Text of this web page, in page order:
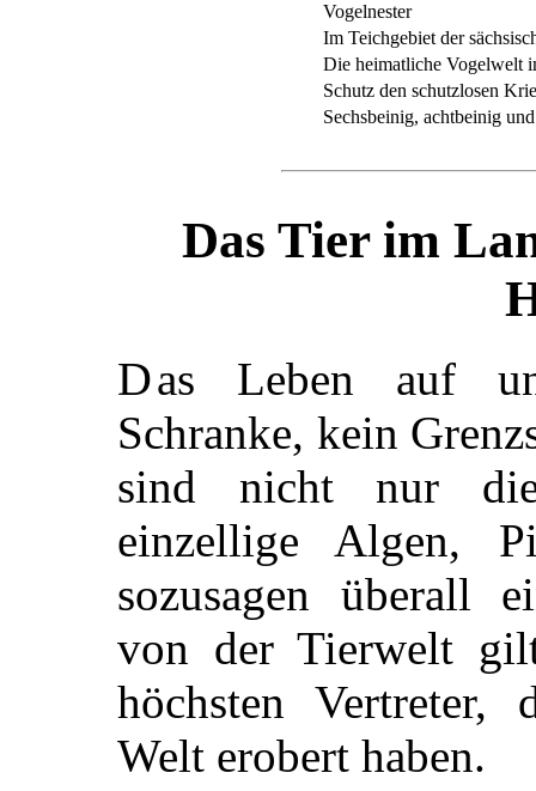
Vogelnester
Im Teichgebiet der
Die heimatliche Vogelwelt
Schutz den schutzlosen
Sechsbeinig, achtbeinig
Das Tier im
Das Leben auf unserer Erde kennt keine
Schranke, kein
sind nicht nur die
einzellige Algen,
sozusagen überall
von der Tierwelt
höchsten
Welt erobert haben.